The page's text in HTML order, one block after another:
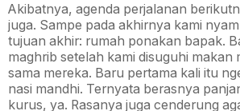
Akibatnya, agenda perjalanan
juga. Sampe pada akhirnya kami
tujuan akhir: rumah ponakan bapak.
maghrib setelah kami disuguhi makan
sama mereka. Baru pertama kali itu
nasi mandhi. Ternyata berasnya
kurus, ya. Rasanya juga cenderung